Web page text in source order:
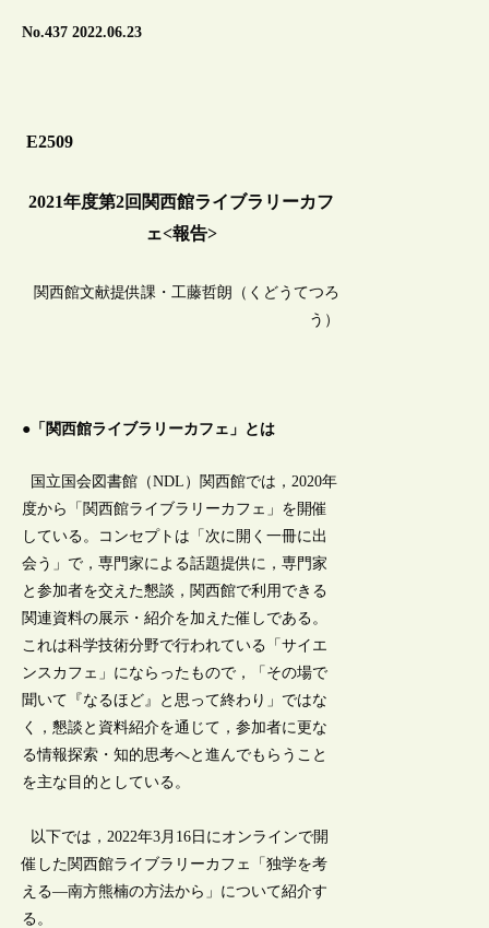
No.437 2022.06.23
E2509
2021年度第2回関西館ライブラリーカフ
ェ<報告>
関西館文献提供課・工藤哲朗（くどうてつろ
う）
●「関西館ライブラリーカフェ」とは
国立国会図書館（NDL）関西館では，2020年
度から「関西館ライブラリーカフェ」を開催
している。コンセプトは「次に開く一冊に出
会う」で，専門家による話題提供に，専門家
と参加者を交えた懇談，関西館で利用できる
関連資料の展示・紹介を加えた催しである。
これは科学技術分野で行われている「サイエ
ンスカフェ」にならったもので，「その場で
聞いて『なるほど』と思って終わり」ではな
く，懇談と資料紹介を通じて，参加者に更な
る情報探索・知的思考へと進んでもらうこと
を主な目的としている。
以下では，2022年3月16日にオンラインで開
催した関西館ライブラリーカフェ「独学を考
える―南方熊楠の方法から」について紹介す
る。